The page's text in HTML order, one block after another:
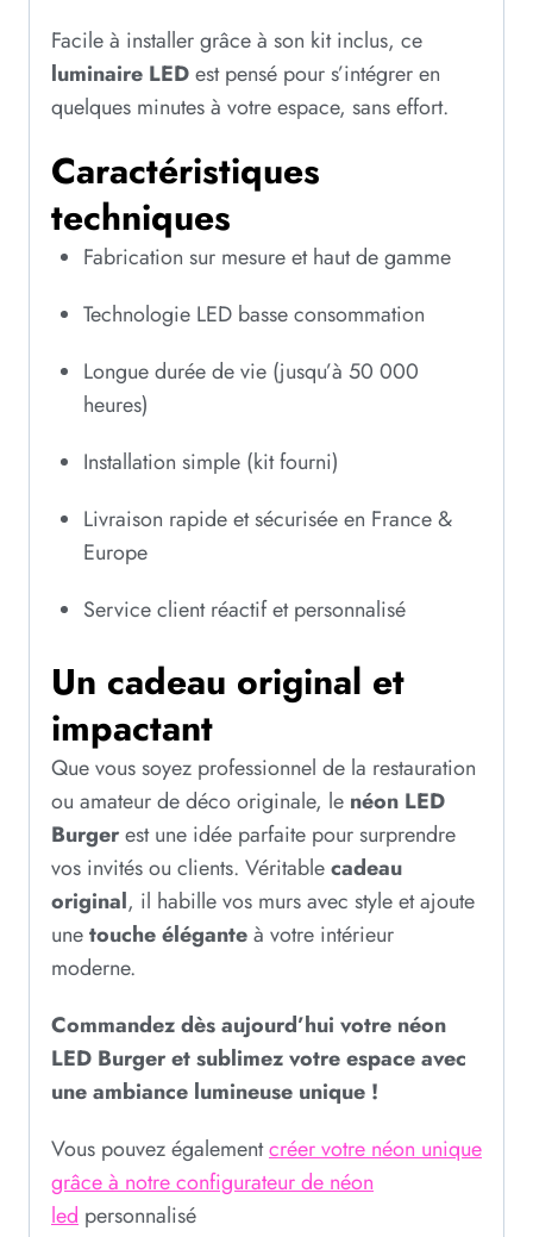
Facile à installer grâce à son kit inclus, ce
luminaire LEDest pensé pour s’intégrer en
quelques minutes à votre espace, sans effort.
Caractéristiques
techniques
Fabrication sur mesure et haut de gamme
Technologie LED basse consommation
Longue durée de vie (jusqu’à 50 000
heures)
Installation simple (kit fourni)
Livraison rapide et sécurisée en France &
Europe
Service client réactif et personnalisé
Un cadeau original et
impactant
Que vous soyez professionnel de la restauration
ou amateur de déco originale, le néon LED
Burgerest une idée parfaite pour surprendre
vos invités ou clients. Véritablecadeau
original, il habille vos murs avec style et ajoute
unetouche éléganteà votre intérieur
moderne.
Commandez dès aujourd’hui votre néon
LED Burger et sublimez votre espace avec
une ambiance lumineuse unique !
Vous pouvez égalementcréer votre néon unique
grâce à notre configurateur de néon
led personnalisé